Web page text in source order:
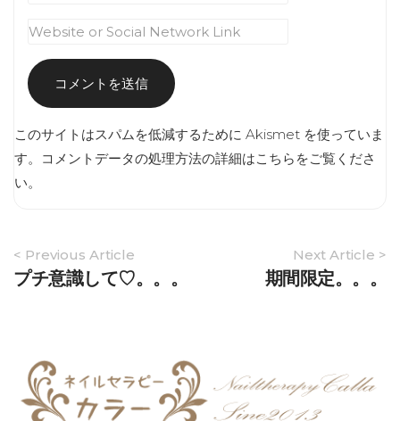
このサイトはスパムを低減するために Akismet を使っていま
す。
コメントデータの処理方法の詳細はこちらをご覧くださ
い。
Article
Navigation
< Previous Article
プチ意識して♡。。。
Next Article >
期間限定。。。